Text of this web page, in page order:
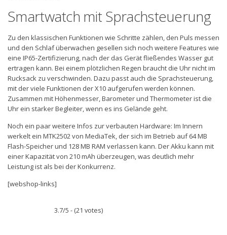
Smartwatch mit Sprachsteuerung
Zu den klassischen Funktionen wie Schritte zählen, den Puls messen
und den Schlaf überwachen gesellen sich noch weitere Features wie
eine IP65-Zertifizierung, nach der das Gerät fließendes Wasser gut
ertragen kann. Bei einem plötzlichen Regen braucht die Uhr nicht im
Rucksack zu verschwinden. Dazu passt auch die Sprachsteuerung,
mit der viele Funktionen der X10 aufgerufen werden können.
Zusammen mit Höhenmesser, Barometer und Thermometer ist die
Uhr ein starker Begleiter, wenn es ins Gelände geht.
Noch ein paar weitere Infos zur verbauten Hardware: Im Innern
werkelt ein MTK2502 von MediaTek, der sich im Betrieb auf 64 MB
Flash-Speicher und 128 MB RAM verlassen kann. Der Akku kann mit
einer Kapazität von 210 mAh überzeugen, was deutlich mehr
Leistung ist als bei der Konkurrenz.
[webshop-links]
3.7/5 - (21 votes)